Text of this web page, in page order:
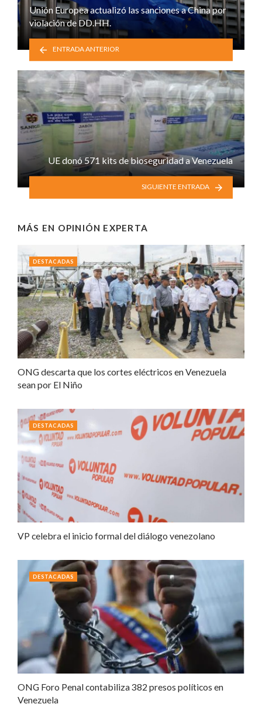
Unión Europea actualizó las sanciones a China por
violación de DD.HH.
ENTRADA ANTERIOR
UE donó 571 kits de bioseguridad a Venezuela
SIGUIENTE ENTRADA
MÁS EN OPINIÓN EXPERTA
ONG descarta que los cortes eléctricos en Venezuela
sean por El Niño
DESTACADAS
VP celebra el inicio formal del diálogo venezolano
DESTACADAS
ONG Foro Penal contabiliza 382 presos políticos en
Venezuela
DESTACADAS